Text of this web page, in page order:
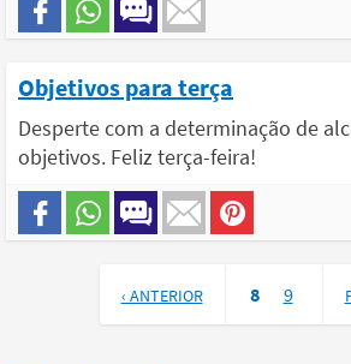
Objetivos para terça
Desperte com a determinação de
objetivos. Feliz terça-feira!
‹ ANTERIOR 8 9